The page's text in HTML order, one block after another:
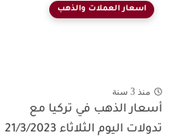
اسعار العملات والذهب
منذ 3 سنة
أسعار الذهب في تركيا مع
تدولات اليوم الثلاثاء 21/3/2023